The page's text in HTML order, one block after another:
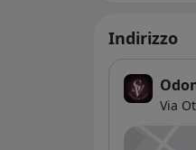
Indirizzo
Via